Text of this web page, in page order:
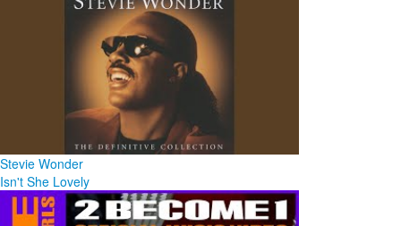
Stevie Wonder
Isn't She Lovely